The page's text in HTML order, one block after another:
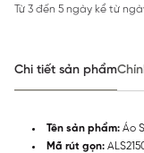
Từ 3 đến 5 ngày kể từ
Chi tiết sản phẩm
Tên sản phẩm: Áo
Mã rút gọn: